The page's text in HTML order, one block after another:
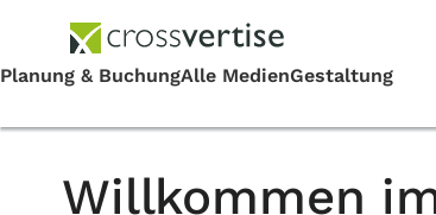
Willkommen